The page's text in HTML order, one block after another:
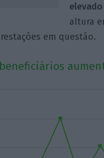
altura
em questão.